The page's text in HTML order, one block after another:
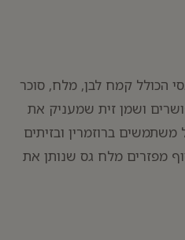
הכולל קמח לבן, מלח, סוכר
ושמן זית שמעניק את
ברוזמרין ובזיתים
מפזרים מלח גס שנותן את